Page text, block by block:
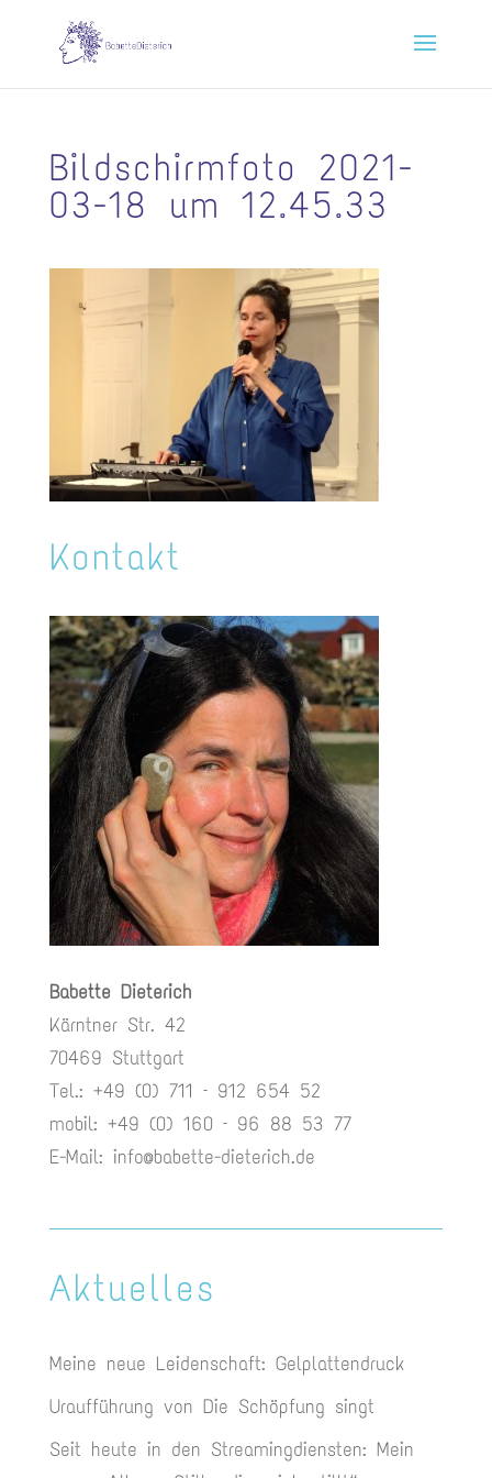
Bildschirmfoto 2021-
03-18 um 12.45.33
Kontakt
Babette Dieterich
Kärntner Str. 42
70469 Stuttgart
Tel.: +49 (0) 711 – 912 654 52
mobil: +49 (0) 160 – 96 88 53 77
E-Mail: info@babette-dieterich.de
Aktuelles
Meine neue Leidenschaft: Gelplattendruck
Uraufführung von Die Schöpfung singt
Seit heute in den Streamingdiensten: Mein